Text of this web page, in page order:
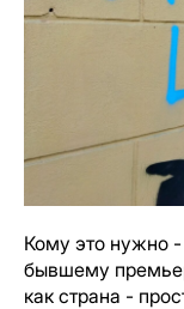
Кому это нужно
бывшему
как страна -